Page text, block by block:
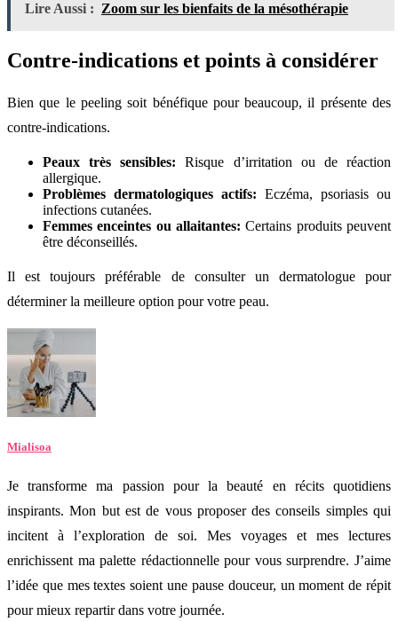
Lire Aussi : Zoom sur les bienfaits de la mésothérapie
Contre-indications et points à considérer
Bien que le peeling soit bénéfique pour beaucoup, il présente des
contre-indications.
Peaux très sensibles: Risque d’irritation ou de réaction
allergique.
Problèmes dermatologiques actifs: Eczéma, psoriasis ou
infections cutanées.
Femmes enceintes ou allaitantes: Certains produits peuvent
être déconseillés.
Il est toujours préférable de consulter un dermatologue pour
déterminer la meilleure option pour votre peau.
Mialisoa
Je transforme ma passion pour la beauté en récits quotidiens
inspirants. Mon but est de vous proposer des conseils simples qui
incitent à l’exploration de soi. Mes voyages et mes lectures
enrichissent ma palette rédactionnelle pour vous surprendre. J’aime
l’idée que mes textes soient une pause douceur, un moment de répit
pour mieux repartir dans votre journée.